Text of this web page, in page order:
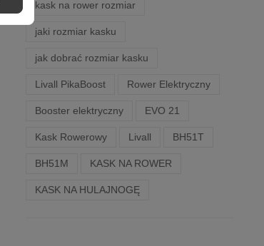
kask na rower rozmiar
jaki rozmiar kasku
jak dobrać rozmiar kasku
Livall PikaBoost Rower Elektryczny
Booster elektryczny EVO 21
Kask Rowerowy Livall BH51T
BH51M KASK NA ROWER
KASK NA HULAJNOGĘ